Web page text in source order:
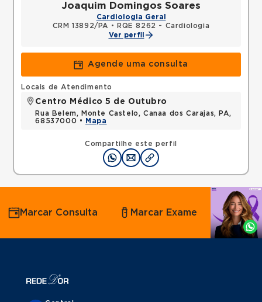
Joaquim Domingos Soares
Cardiologia Geral
CRM 13892/PA •
RQE 8262 - Cardiologia
Ver perfil
Agende uma consulta
Compartilhe este perfil
Locais de Atendimento
Centro Médico 5 de Outubro
Rua Belem, Monte Castelo, Canaa dos Carajas, PA,
68537000 •
Mapa
Agende
por
Whatsapp
Marcar Consulta Marcar Exame